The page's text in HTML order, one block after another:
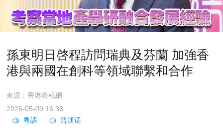
孫東明日啓程訪問瑞典及芬蘭 加強香
港與兩國在創科等領域聯繫和合作
來源：香港商報網
2026-05-09 16:36